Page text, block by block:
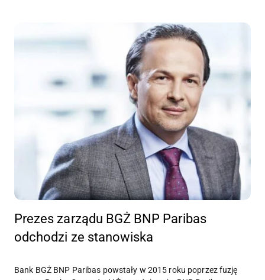
Prezes zarządu BGŻ BNP Paribas
odchodzi ze stanowiska
Bank BGŻ BNP Paribas powstały w 2015 roku poprzez fuzję